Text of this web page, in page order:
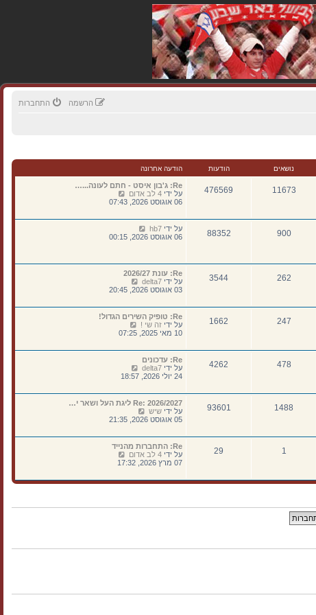
התחברות הרשמה
נושאים הודעות הודעה אחרונה
11673
476569
Re: ג'בון איסט - חתם לעונה...…
על ידי 4 לב אדום
פ
ב
ו
ד
ה
ר
נ
ה
06 אוגוסט 2026, 07:43
900
88352 על ידי hb7
פ
ו
ד
ע
ה
א
ח
ר
ו
ה
06 אוגוסט 2026, 00:15
262
3544
Re: עונת 2026/27
על ידי delta7
פ
ב
ה
ו
ד
ע
ר
נ
ה
03 אוגוסט 2026, 20:45
247
1662
Re: טופיק השירים הגדול!
על ידי זה שי !
פ
ב
ד
ע
ה
א
ר
נ
ה
10 מאי 2025, 07:25
478
4262
Re: עדכונים
על ידי delta7
פ
ב
ה
ו
ד
ע
א
ח
ר
נ
24 יולי 2026, 18:57
1488
93601
Re: 2026/2027 ליגת העל ושאר י…
על ידי שיש
פ
ב
ה
ו
ד
ע
ה
ר
05 אוגוסט 2026, 21:35
1
29
Re: התחברות מהנייד
על ידי 4 לב אדום
ב
ה
07 מרץ 2026, 17:32